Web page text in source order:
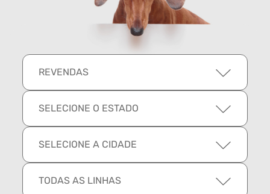
REVENDAS
SELECIONE O ESTADO
SELECIONE A CIDADE
TODAS AS LINHAS